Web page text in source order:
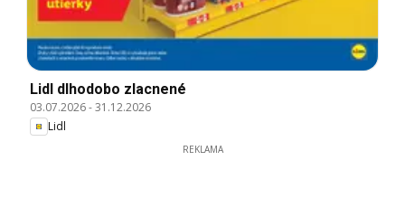
Lidl dlhodobo zlacnené
03.07.2026-31.12.2026
Lidl
REKLAMA